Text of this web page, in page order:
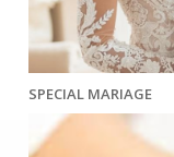
SPECIAL MARIAGE